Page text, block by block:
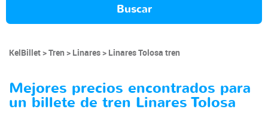
Buscar
KelBillet Tren Linares Linares Tolosa tren
Mejores precios encontrados para
un billete de tren Linares Tolosa